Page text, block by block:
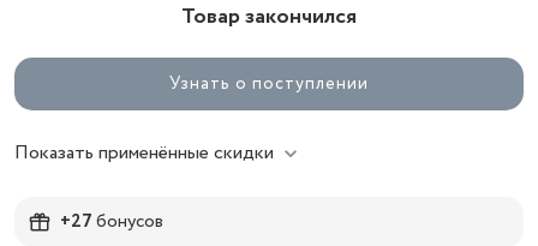
Товар закончился
Узнать о поступлении
Показать применённые скидки
+27бонусов